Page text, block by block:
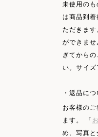
未使用の
は商品到
ただきま
ができま
ぎてから
い。サイ
返品につ
お客様の
ます。 「
め、写真